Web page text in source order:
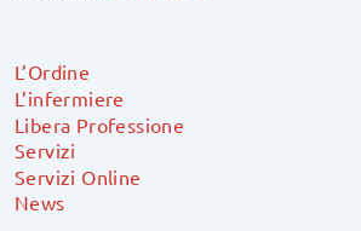
L’Ordine
L’infermiere
Libera Professione
Servizi
Servizi Online
News